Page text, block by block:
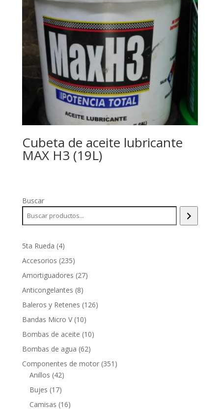
Cubeta de aceite lubricante
MAX H3 (19L)
Buscar
5ta Rueda 44
productos
Accesorios 235235
productos
Amortiguadores 2727
Anticongelantes 88
productos
Baleros y Retenes 126126
Bandas Micro V 1010
productos
Bombas de aceite 1010
Bombas de agua 6262
productos
Componentes de motor 351 351
Anillos 4242
Bujes 1717
productos
Camisas 1616